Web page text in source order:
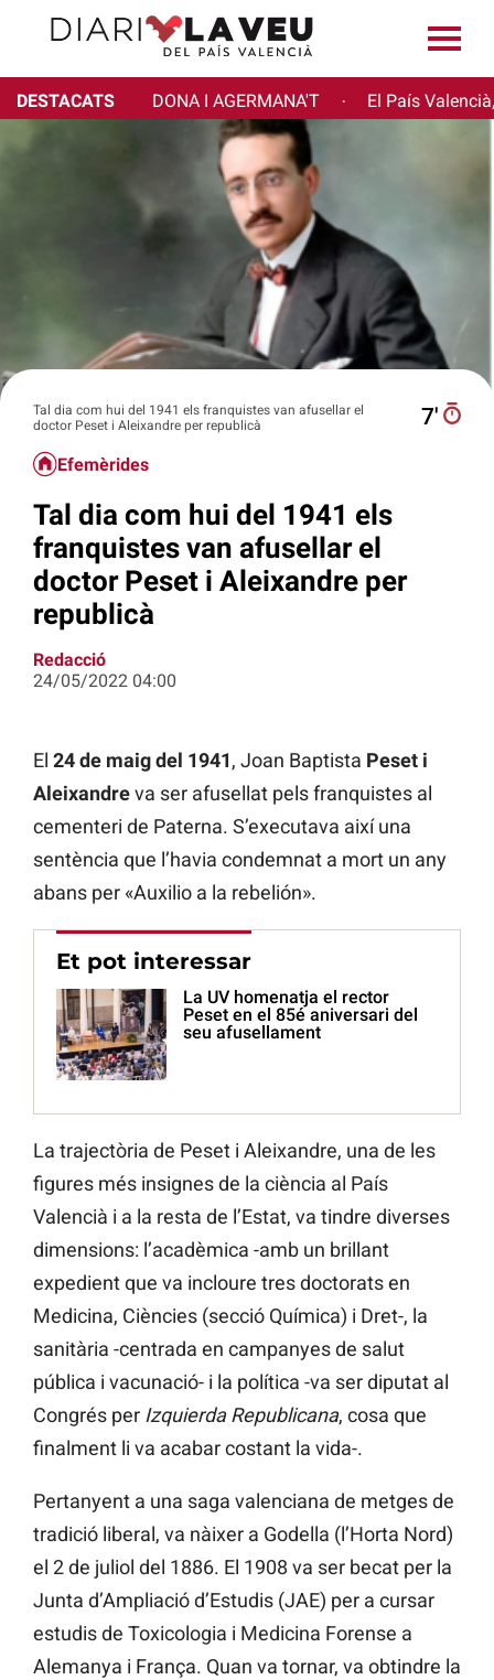
DESTACATS DONA I AGERMANA'T · El País
Tal dia com hui del 1941 els franquistes van afusellar el
doctor Peset i Aleixandre per republicà
7′
Efemèrides
Tal dia com hui del 1941 els
franquistes van afusellar el
doctor Peset i Aleixandre per
republicà
Redacció
24/05/2022 04:00
El 24 de maig del 1941, Joan Baptista Peset i
Aleixandreva ser afusellat pels franquistes al
cementeri de Paterna. S’executava així una
sentència que l’havia condemnat a mort un any
abans per «Auxilio a la rebelión».
Et pot interessar
La UV homenatja el rector
Peset en el 85é aniversari del
seu afusellament
La trajectòria de Peset i Aleixandre, una de les
figures més insignes de la ciència al País
Valencià i a la resta de l’Estat, va tindre diverses
dimensions: l’acadèmica -amb un brillant
expedient que va incloure tres doctorats en
Medicina, Ciències (secció Química) i Dret-, la
sanitària -centrada en campanyes de salut
pública i vacunació- i la política -va ser diputat al
Congrés per Izquierda Republicana, cosa que
finalment li va acabar costant la vida-.
Pertanyent a una saga valenciana de metges de
tradició liberal, va nàixer a Godella (l’Horta Nord)
el 2 de juliol del 1886. El 1908 va ser becat per la
Junta d’Ampliació d’Estudis (JAE) per a cursar
estudis de Toxicologia i Medicina Forense a
Alemanya i França. Quan va tornar, va obtindre la